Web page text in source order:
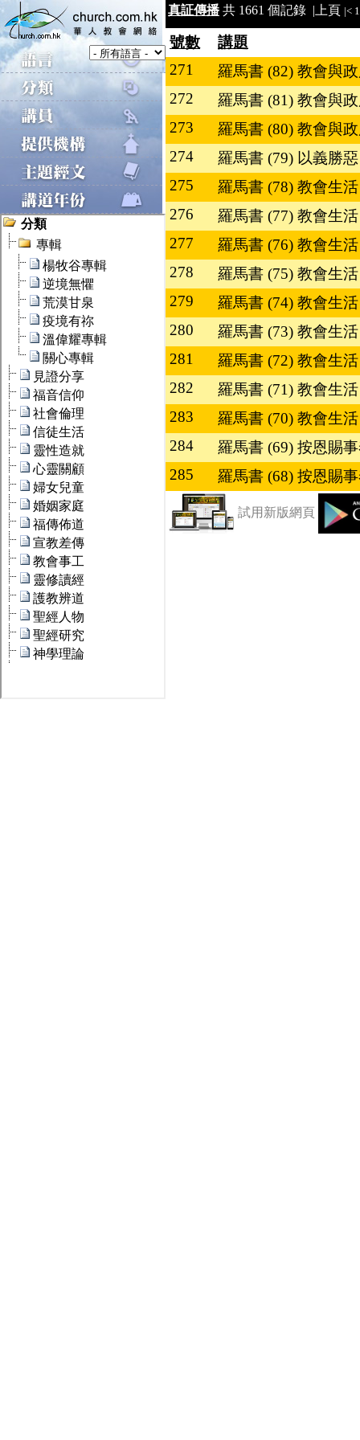
真証傳播共 1661 個記錄 | 上頁 |<
號數
講題
271
羅馬書 (82) 教會與
272
羅馬書 (81) 教會與
273
羅馬書 (80) 教會與
274
羅馬書 (79) 以義勝惡
275
羅馬書 (78) 教會生
276
羅馬書 (77) 教會生
277
羅馬書 (76) 教會生
278
羅馬書 (75) 教會生
279
羅馬書 (74) 教會生
280
羅馬書 (73) 教會
281
羅馬書 (72) 教會生
282
羅馬書 (71) 教會生
283
羅馬書 (70) 教會生
284
羅馬書 (69) 按恩賜
285
羅馬書 (68) 按恩賜
試用新版網頁